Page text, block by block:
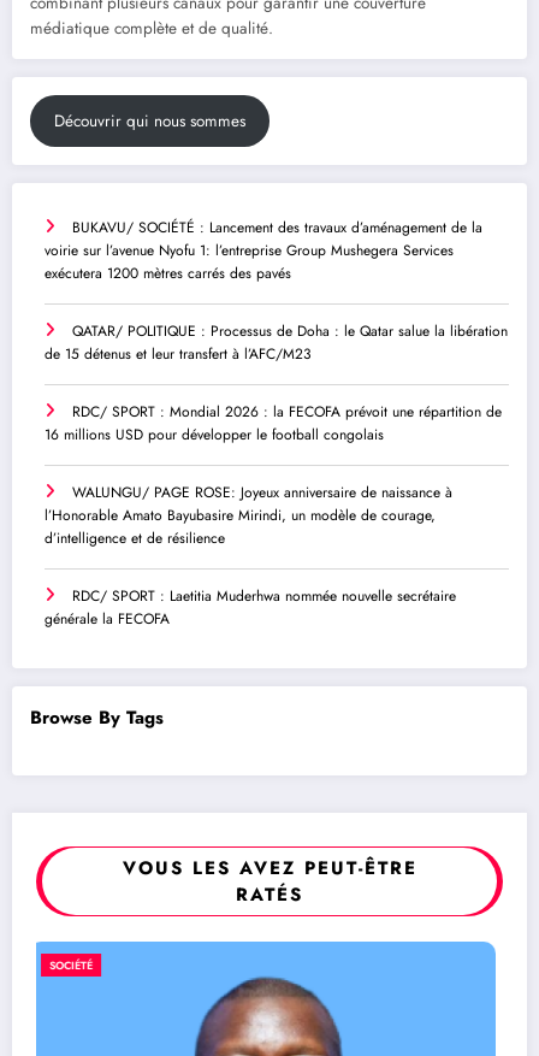
médiatique complète et de qualité.
Découvrir qui nous sommes
BUKAVU/ SOCIÉTÉ : Lancement des travaux d’aménagement de la
voirie sur l’avenue Nyofu 1: l’entreprise Group Mushegera Services
exécutera 1200 mètres carrés des pavés
QATAR/ POLITIQUE : Processus de Doha : le Qatar salue la libération
de 15 détenus et leur transfert à l’AFC/M23
RDC/ SPORT : Mondial 2026 : la FECOFA prévoit une répartition de
16 millions USD pour développer le football congolais
WALUNGU/ PAGE ROSE: Joyeux anniversaire de naissance à
l’Honorable Amato Bayubasire Mirindi, un modèle de courage,
d’intelligence et de résilience
RDC/ SPORT : Laetitia Muderhwa nommée nouvelle secrétaire
générale la FECOFA
Browse By Tags
VOUS LES AVEZ PEUT-ÊTRE
RATÉS
SPORT
RDC/ SPORT : Laetitia Muderhwa nommée
nouvelle secrétaire générale la FECOFA
Rédaction